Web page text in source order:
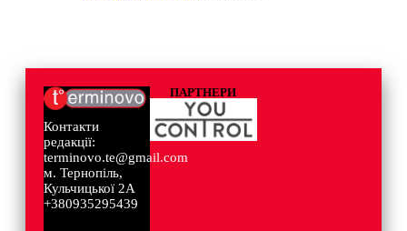
Контакти
редакції:
terminovo.te@gmail.com
м. Тернопіль,
Кульчицької 2А
+380935295439
ПАРТНЕРИ